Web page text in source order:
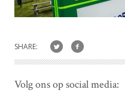
SHARE:
Volg ons op social media: